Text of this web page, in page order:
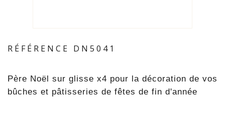
RÉFÉRENCE DN5041
Père Noël sur glisse x4 pour la décoration de vos
bûches et pâtisseries de fêtes de fin d'année